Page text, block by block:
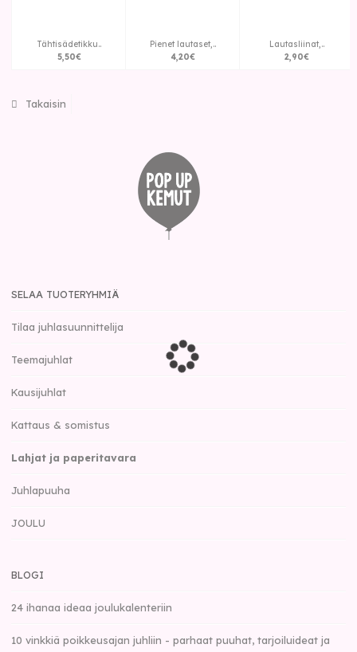
Tähtisädetikku..
5,50€
Pienet lautaset,..
4,20€
Lautasliinat,..
2,90€
Takaisin
SELAA TUOTERYHMIÄ
Tilaa juhlasuunnittelija
Teemajuhlat
Kausijuhlat
Kattaus & somistus
Lahjat ja paperitavara
Juhlapuuha
JOULU
BLOGI
24 ihanaa ideaa joulukalenteriin
10 vinkkiä poikkeusajan juhliin - parhaat puuhat, tarjoiluideat ja